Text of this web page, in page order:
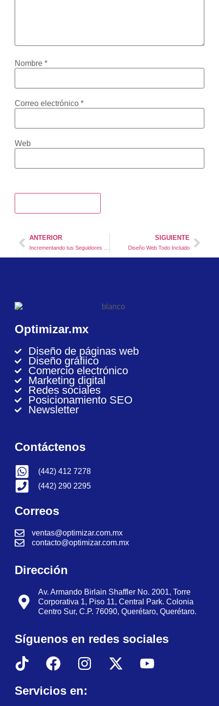
Nombre *
Correo electrónico *
Web
ANTERIOR SIGUIENTE
Diseño Web Todo Incluido
Optimizar.mx
Diseño de páginas web
Diseño gráfiico
Comercio electrónico
Marketing digital
Redes sociales
Posicionamiento SEO
Newsletter
Contáctenos
(442) 412 7278
(442) 290 2295
Correos
ventas@optimizar.com.mx
contacto@optimizar.com.mx
Dirección
Av. Armando Birlain Shaffler No. 2001, Torre
Corporativa 1, Piso 11, Central Park. Colonia
Centro Sur, C.P. 76090, Querétaro, Querétaro.
Síguenos en redes sociales
Servicios en: